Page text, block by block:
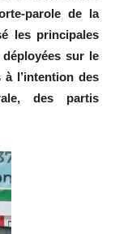
parole de la
les principales
sur le
l’intention des
des partis